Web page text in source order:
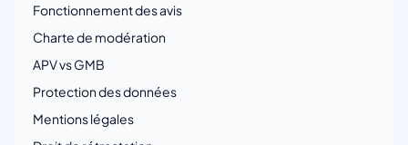
Fonctionnement des avis
Charte de modération
APV vs GMB
Protection des données
Mentions légales